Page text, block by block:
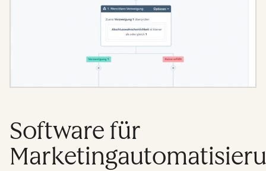
Software für